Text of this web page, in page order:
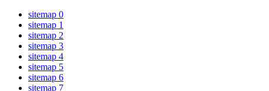
sitemap 0
sitemap 1
sitemap 2
sitemap 3
sitemap 4
sitemap 5
sitemap 6
sitemap 7